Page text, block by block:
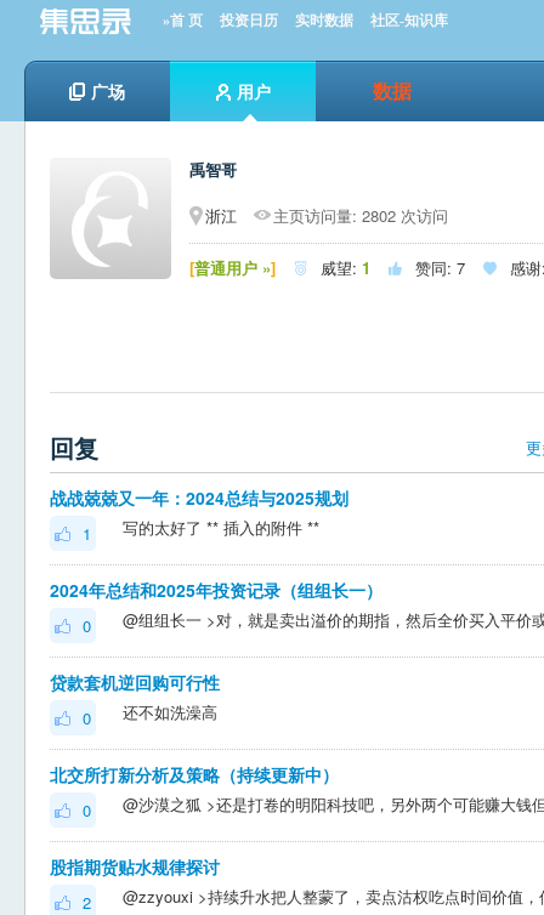
»首 页 投资日历 实时数据 社区-知识库
广场 用户 数据
禹智哥
浙江
主页访问量: 2802 次访问
[普通用户 »]  威望: 1  赞同: 7  感
回复
战战兢兢又一年：2024总结与2025规划
1 写的太好了 ** 插入的附件 **
2024年总结和2025年投资记录（组组长一）
0
贷款套机逆回购可行性
0 还不如洗澡高
北交所打新分析及策略（持续更新中）
0
股指期货贴水规律探讨
2